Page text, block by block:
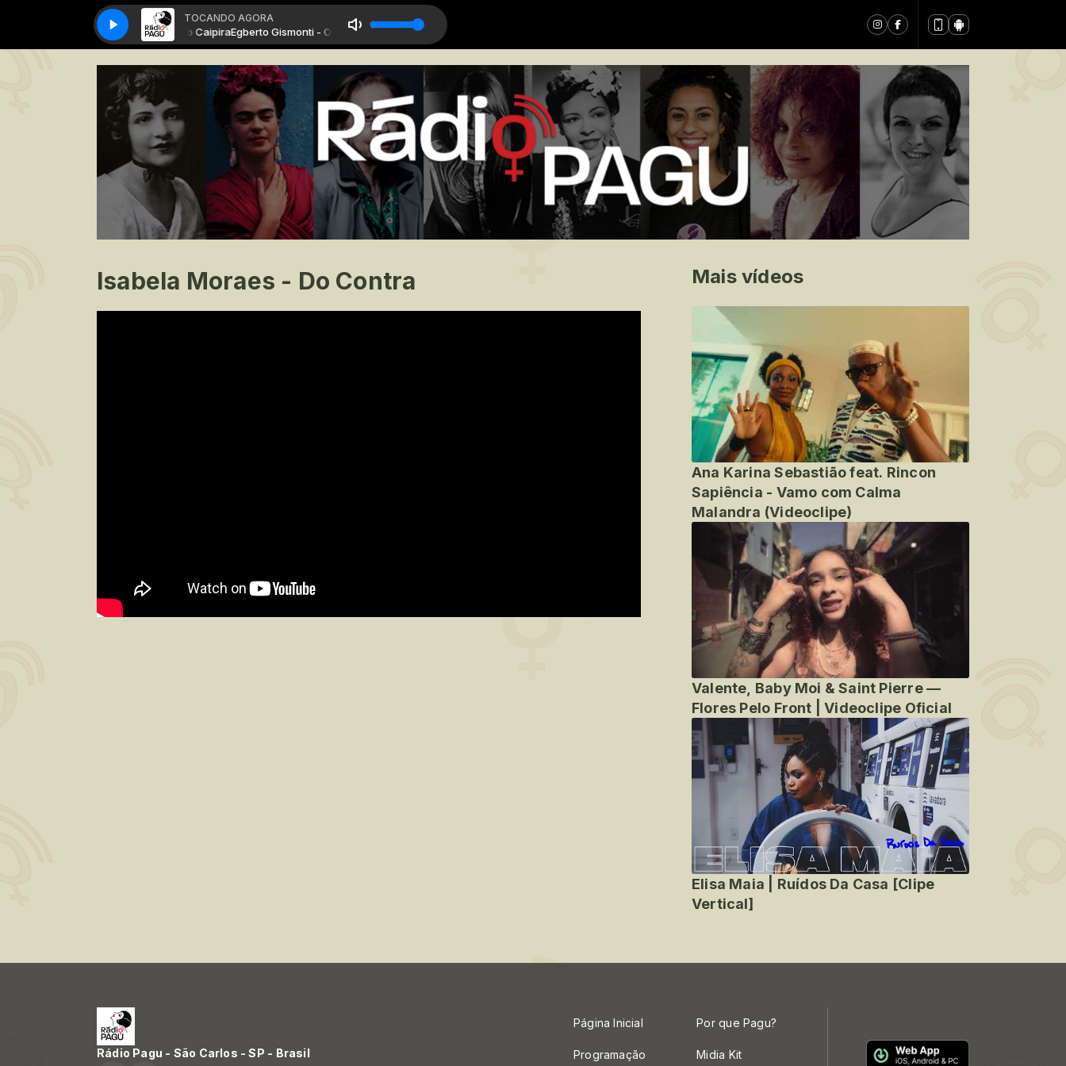
TOCANDO AGORA
Egberto Gismonti - O Trenzinho do CaipiraEgberto Gismonti - O Trenzinho do Caipira
Isabela Moraes - Do Contra Mais vídeos
Ana Karina Sebastião feat. Rincon
Sapiência - Vamo com Calma
Malandra (Videoclipe)
Valente, Baby Moi & Saint Pierre —
Flores Pelo Front | Videoclipe Oficial
Elisa Maia | Ruídos Da Casa [Clipe
Vertical]
Rádio Pagu - São Carlos - SP - Brasil
Página Inicial
Programação
Por que Pagu?
Midia Kit